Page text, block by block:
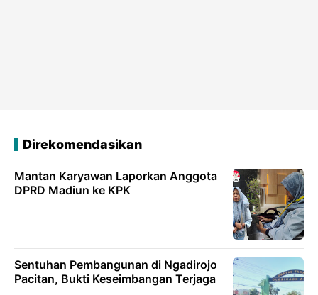
Direkomendasikan
Mantan Karyawan Laporkan Anggota
DPRD Madiun ke KPK
Sentuhan Pembangunan di Ngadirojo
Pacitan, Bukti Keseimbangan Terjaga